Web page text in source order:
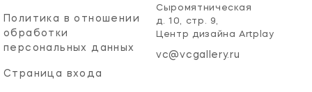
Политика в отношении
обработки
персональных данных
Страница входа
Сыромятническая
д. 10, стр. 9,
Центр дизайна Artplay
vc@vcgallery.ru